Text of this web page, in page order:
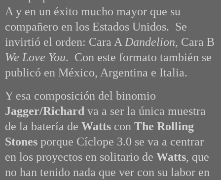
A y en un éxito mucho mayor que su
compañero en los Estados Unidos. Se
invirtió el orden: Cara A Dandelion, Cara B
We Love You. Con este formato también se
publicó en México, Argentina e Italia.
Y esa composición del binomio
Jagger/Richard va a ser la única muestra
de la batería de Watts con The Rolling
Stones porque Cíclope 3.0 se va a centrar
en los proyectos en solitario de Watts, que
no han tenido nada que ver con su labor en